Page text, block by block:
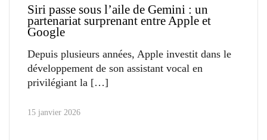
Siri passe sous l’aile de Gemini : un
partenariat surprenant entre Apple et
Google
Depuis plusieurs années, Apple investit dans le
développement de son assistant vocal en
privilégiant la
15 janvier 2026